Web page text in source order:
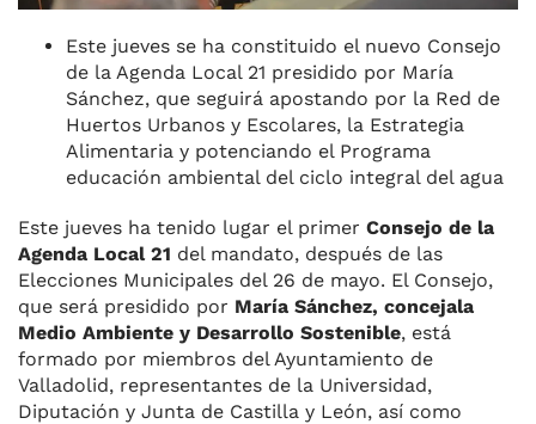
Este jueves se ha constituido el nuevo Consejo
de la Agenda Local 21 presidido por María
Sánchez, que seguirá apostando por la Red de
Huertos Urbanos y Escolares, la Estrategia
Alimentaria y potenciando el Programa
educación ambiental del ciclo integral del agua
Este jueves ha tenido lugar el primer Consejo de la
Agenda Local 21 del mandato, después de las
Elecciones Municipales del 26 de mayo. El Consejo,
que será presidido por María Sánchez, concejala
Medio Ambiente y Desarrollo Sostenible, está
formado por miembros del Ayuntamiento de
Valladolid, representantes de la Universidad,
Diputación y Junta de Castilla y León, así como